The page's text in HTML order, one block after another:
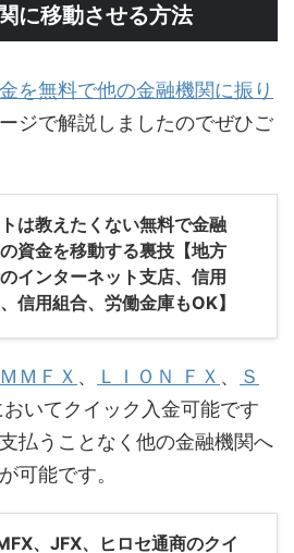
に移動させる方法
を無料で他の金融機関に振り
ジで解説しましたのでぜひご
は教えたくない無料で金融
資金を移動する裏技【地方
インターネット支店、信用
信用組合、労働金庫もOK】
ＭＦＸ 、 ＬＩＯＮ ＦＸ 、
Ｓ
おいてクイック入金可能です
払うことなく他の金融機関へ
可能です。
、JFX、ヒロセ通商のクイ